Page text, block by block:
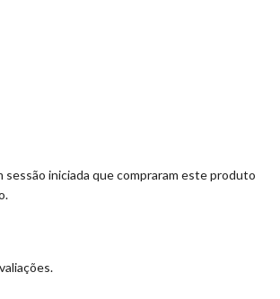
sessão iniciada que compraram este produto